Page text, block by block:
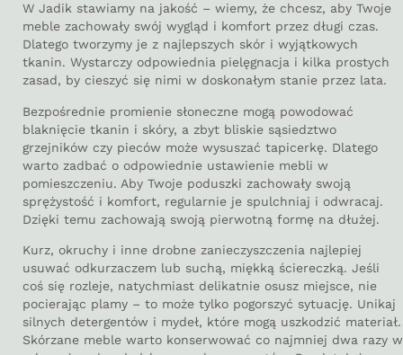
W Jadik stawiamy na jakość – wiemy, że chcesz, aby Twoje
meble zachowały swój wygląd i komfort przez długi czas.
Dlatego tworzymy je z najlepszych skór i wyjątkowych
tkanin. Wystarczy odpowiednia pielęgnacja i kilka prostych
zasad, by cieszyć się nimi w doskonałym stanie przez lata.
Bezpośrednie promienie słoneczne mogą powodować
blaknięcie tkanin i skóry, a zbyt bliskie sąsiedztwo
grzejników czy pieców może wysuszać tapicerkę. Dlatego
warto zadbać o odpowiednie ustawienie mebli w
pomieszczeniu. Aby Twoje poduszki zachowały swoją
sprężystość i komfort, regularnie je spulchniaj i odwracaj.
Dzięki temu zachowają swoją pierwotną formę na dłużej.
Kurz, okruchy i inne drobne zanieczyszczenia najlepiej
usuwać odkurzaczem lub suchą, miękką ściereczką. Jeśli
coś się rozleje, natychmiast delikatnie osusz miejsce, nie
pocierając plamy – to może tylko pogorszyć sytuację. Unikaj
silnych detergentów i mydeł, które mogą uszkodzić materiał.
Skórzane meble warto konserwować co najmniej dwa razy w